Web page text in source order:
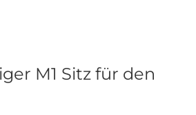
M1 Sitz für den